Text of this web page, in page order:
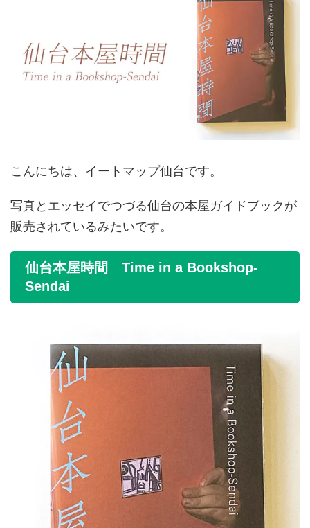
こんにちは、イートマップ仙台です。
写真とエッセイでつづる仙台の本屋ガイドブックが
販売されているみたいです。
仙台本屋時間 Time in a Bookshop-
Sendai